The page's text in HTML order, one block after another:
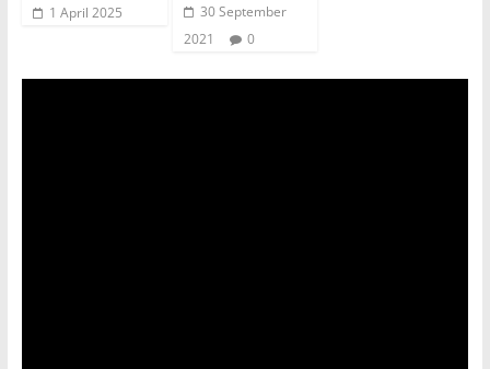
1 April 2025
30 September
2021
0